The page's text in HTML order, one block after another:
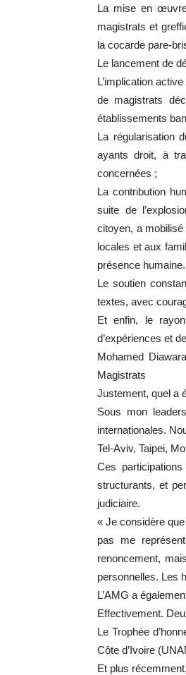
La mise en
magistrats et
la cocarde pare-
Le lancement de
L’implication
de magistrats
établissements
La régularisation
ayants droit, à
concernées ;
La contribution
suite de
citoyen, a
locales et aux
présence humaine.
Le soutien
textes, avec
Et enfin, le
d’expériences et
Mohamed
Magistrats
Justement, quel a
Sous mon
internationales.
Tel-Aviv, Taipei,
Ces
structurants, et
judiciaire.
« Je considère
pas me
renoncement,
personnelles. Les
L’AMG a
Effectivement.
Le Trophée
Côte d’Ivoire
Et plus